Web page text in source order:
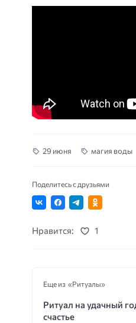
29 июня магия воды
Поделитесь с друзьями
Нравится: 1
Еще из «Ритуалы»
Ритуал на удачный
счастье